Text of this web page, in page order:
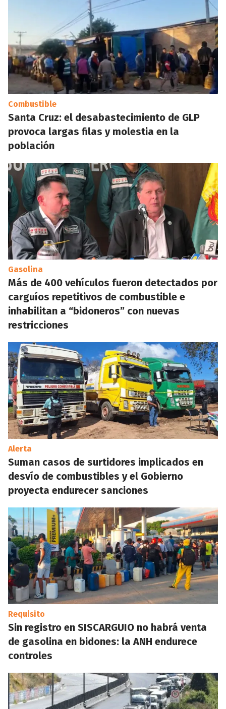
Combustible
Santa Cruz: el desabastecimiento de GLP
provoca largas filas y molestia en la
población
Gasolina
Más de 400 vehículos fueron detectados por
carguíos repetitivos de combustible e
inhabilitan a “bidoneros” con nuevas
restricciones
Alerta
Suman casos de surtidores implicados en
desvío de combustibles y el Gobierno
proyecta endurecer sanciones
Requisito
Sin registro en SISCARGUIO no habrá venta
de gasolina en bidones: la ANH endurece
controles